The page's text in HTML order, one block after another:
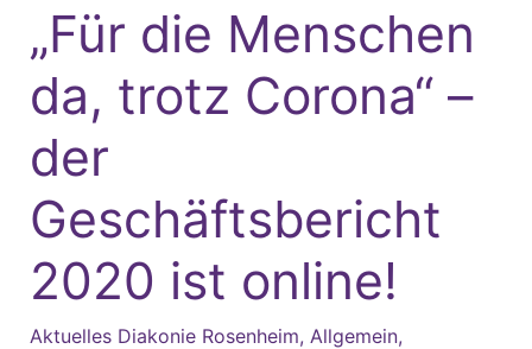
„Für die Menschen
da, trotz Corona“ –
der
Geschäftsbericht
2020 ist online!
Aktuelles Diakonie Rosenheim, Allgemein,
„Für
die
Menschen
da,
trotz
–
der
Geschäftsbericht
2020